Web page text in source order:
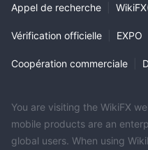
Appel de recherche
Vérification officielle EXPO
Coopération commerciale
You are visiting the WikiFX
mobile products are an
global users. When using